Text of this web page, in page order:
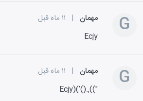
G مهمان | ۱۱ ماه قبل
Ecjy
G مهمان | ۱۱ ماه قبل
Ecjy)('().,(("